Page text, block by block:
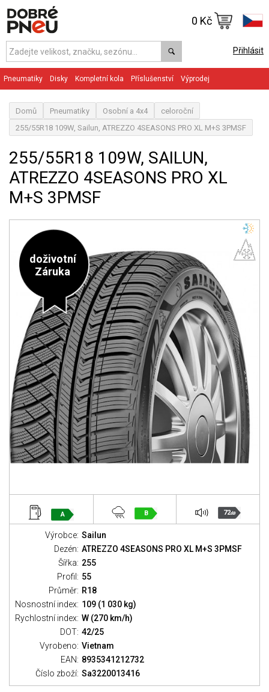
Přihlásit
0 Kč
Pneumatiky Disky Kompletní kola Příslušenství Výprodej
Domů Pneumatiky Osobní a 4x4
celoroční
255/55R18 109W, Sailun, ATREZZO 4SEASONS PRO XL M+S 3PMSF
255/55R18 109W, SAILUN,
ATREZZO 4SEASONS PRO XL
M+S 3PMSF
doživotní
Záruka
A B 72dB
Výrobce: Sailun
Dezén: ATREZZO 4SEASONS PRO XL M+S 3PMSF
Šířka: 255
Profil: 55
Průměr: R18
Nosnostní index: 109 (1 030 kg)
Rychlostní index: W (270 km/h)
DOT: 42/25
Vyrobeno: Vietnam
EAN: 8935341212732
Číslo zboží: Sa3220013416